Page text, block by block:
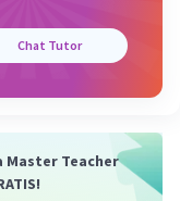
Chat Tutor
Master Teacher